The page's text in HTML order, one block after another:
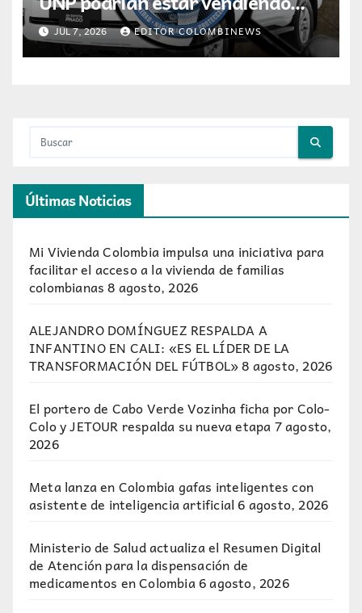
información a grupos armados
ilegales
JUL 7, 2026 EDITOR COLOMBINEWS
Últimas Noticias
Mi Vivienda Colombia impulsa una iniciativa para
facilitar el acceso a la vivienda de familias
colombianas 8 agosto, 2026
ALEJANDRO DOMÍNGUEZ RESPALDA A
INFANTINO EN CALI: «ES EL LÍDER DE LA
TRANSFORMACIÓN DEL FÚTBOL»8 agosto, 2026
El portero de Cabo Verde Vozinha ficha por Colo-
Colo y JETOUR respalda su nueva etapa7 agosto,
2026
Meta lanza en Colombia gafas inteligentes con
asistente de inteligencia artificial 6 agosto, 2026
Ministerio de Salud actualiza el Resumen Digital
de Atención para la dispensación de
medicamentos en Colombia6 agosto, 2026